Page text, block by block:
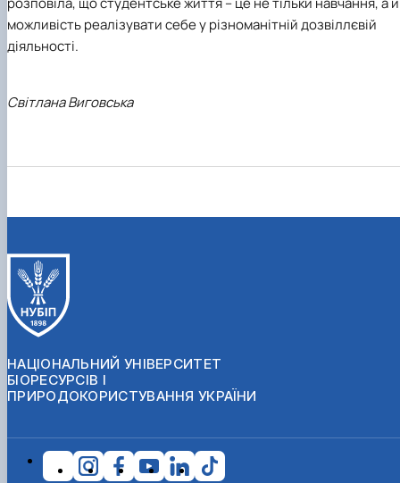
можливість реалізувати себе у різноманітній дозвіллєвій
діяльності.
Світлана Виговська
НАЦІОНАЛЬНИЙ УНІВЕРСИТЕТ
БІОРЕСУРСІВ І
ПРИРОДОКОРИСТУВАННЯ УКРАЇНИ